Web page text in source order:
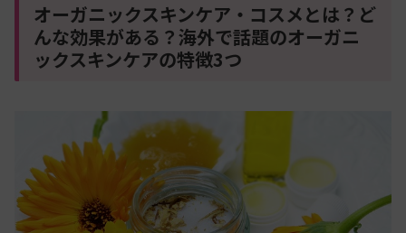
オーガニックスキンケア・コスメとは？ど
んな効果がある？海外で話題のオーガニ
ックスキンケアの特徴3つ